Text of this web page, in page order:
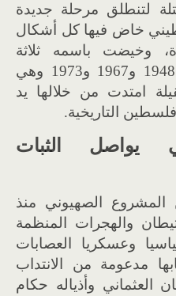
لتنطلق مرحلة جديدة
خاض فيها كل
شكال
وخيضت باسمه ثلاثة
1948 و1967 و1973 وهي
امتدت من خلالها يد
التاريخية.
يواصل الثبات
الصهيوني منذ
والهجرات المنظمة
وعسكريا العصابات
مدعومة من الانتداب
العثماني وأذياله حكام